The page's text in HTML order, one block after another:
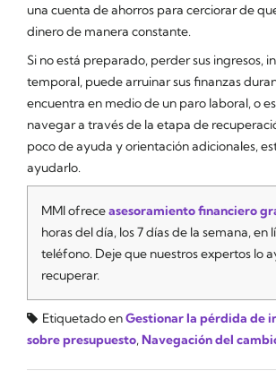
una cuenta de ahorros para cerciorar de
dinero de manera constante.
Si no está preparado, perder sus ingresos,
temporal, puede arruinar sus finanzas
encuentra en medio de un paro laboral, o
navegar a través de la etapa de
poco de ayuda y orientación adicionales,
ayudarlo.
MMI ofreceasesoramiento financiero
horas del día, los 7 días de la semana, en
teléfono. Deje que nuestros expertos lo
recuperar.
Etiquetado enGestionar la pérdida de
sobre presupuesto,Navegación del